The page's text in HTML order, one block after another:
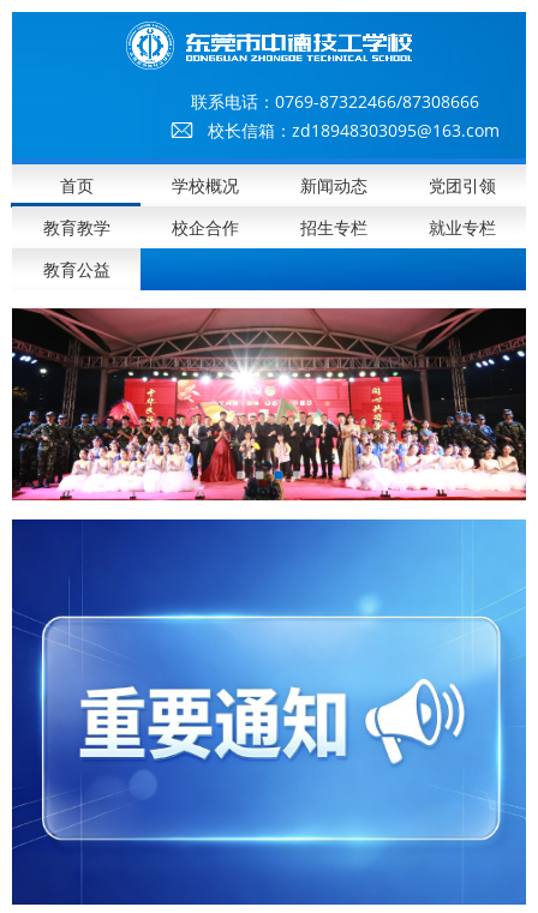
联系电话： 0769-87322466/87308666
校长信箱：zd18948303095@163.com
首页 学校概况 新闻动态
党团引领
教育教学
校企合作 招生专栏
就业专栏
教育公益